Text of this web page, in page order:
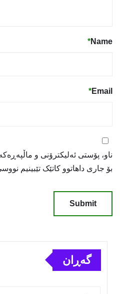
Name
*
Email
*
ناو، پۆستی ئەلیکترۆنی و
بۆ جاری داهاتوو کاتێک تێبینیم
گەڕان